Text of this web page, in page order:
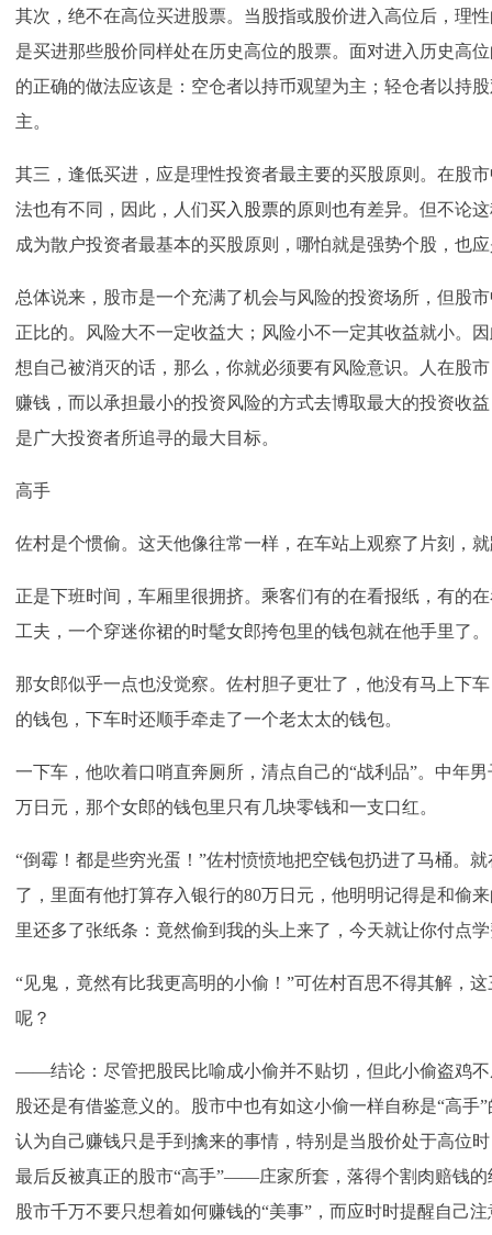
其次，绝不在高位买进股票。当股指或股价进入高位后，理
是买进那些股价同样处在历史高位的股票。面对进入历史高
的正确的做法应该是：空仓者以持币观望为主；轻仓者以持
主。
其三，逢低买进，应是理性投资者最主要的买股原则。在股
法也有不同，因此，人们买入股票的原则也有差异。但不论
成为散户投资者最基本的买股原则，哪怕就是强势个股，也
总体说来，股市是一个充满了机会与风险的投资场所，但股
正比的。风险大不一定收益大；风险小不一定其收益就小。
想自己被消灭的话，那么，你就必须要有风险意识。人在股
赚钱，而以承担最小的投资风险的方式去博取最大的投资收
是广大投资者所追寻的最大目标。
高手
佐村是个惯偷。这天他像往常一样，在车站上观察了片刻，
正是下班时间，车厢里很拥挤。乘客们有的在看报纸，有的
工夫，一个穿迷你裙的时髦女郎挎包里的钱包就在他手里了。
那女郎似乎一点也没觉察。佐村胆子更壮了，他没有马上下
的钱包，下车时还顺手牵走了一个老太太的钱包。
一下车，他吹着口哨直奔厕所，清点自己的“战利品”。中年
万日元，那个女郎的钱包里只有几块零钱和一支口红。
“倒霉！都是些穷光蛋！”佐村愤愤地把空钱包扔进了马桶。
了，里面有他打算存入银行的80万日元，他明明记得是和偷
里还多了张纸条：竟然偷到我的头上来了，今天就让你付点
“见鬼，竟然有比我更高明的小偷！”可佐村百思不得其解，
呢？
——结论：尽管把股民比喻成小偷并不贴切，但此小偷盗鸡
股还是有借鉴意义的。股市中也有如这小偷一样自称是“高手
认为自己赚钱只是手到擒来的事情，特别是当股价处于高位
最后反被真正的股市“高手”——庄家所套，落得个割肉赔钱
股市千万不要只想着如何赚钱的“美事”，而应时时提醒自己